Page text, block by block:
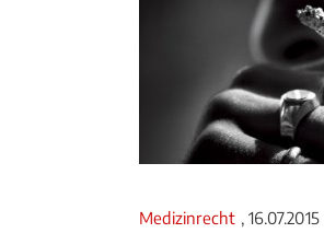
Medizinrecht , 16.07.2015